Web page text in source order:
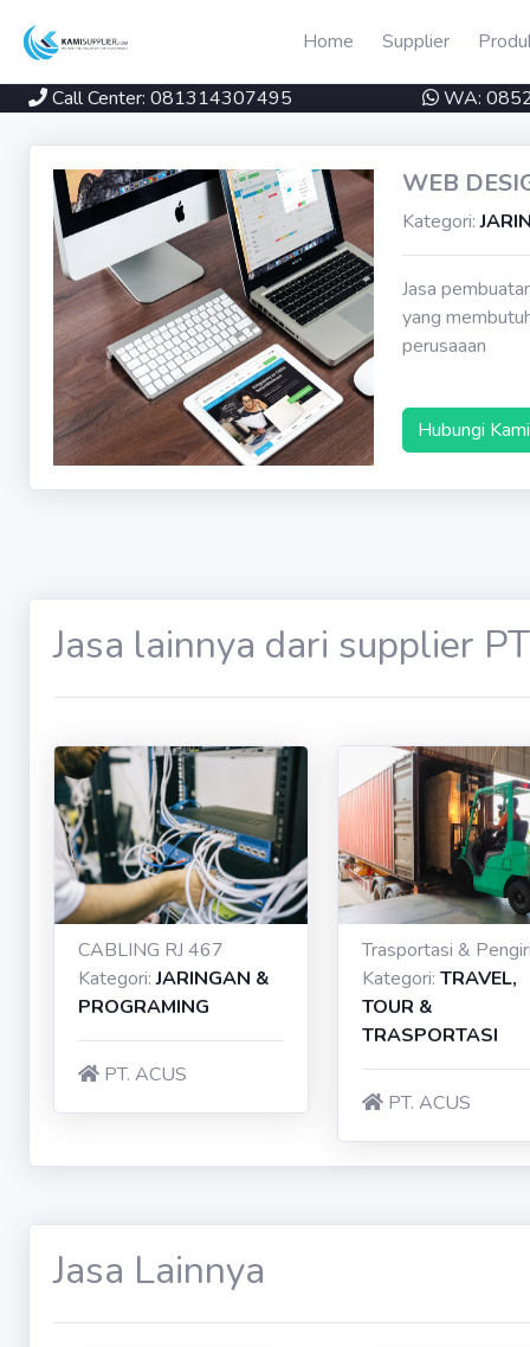
Home Supplier
Call Center: 081314307495 WA:
WEB
Kategori:
Jasa
yang
perusaaan
Hubungi Kami
Jasa lainnya dari supplier
CABLING RJ 467
Kategori:JARINGAN &
PROGRAMING
PT. ACUS
Kategori: TRAVEL,
TOUR &
TRASPORTASI
PT. ACUS
Jasa Lainnya